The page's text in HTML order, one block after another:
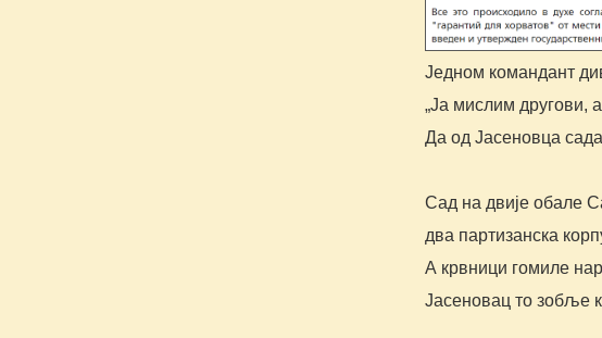
Једном командант
„Ја мислим другови,
Да од Јасеновца
Сад на двије обале
два партизанска
А крвници гомиле
Јасеновац то зобље